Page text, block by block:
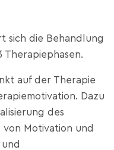
sich die Behandlung
Therapiephasen.
auf der Therapie
Dazu
des
von Motivation und